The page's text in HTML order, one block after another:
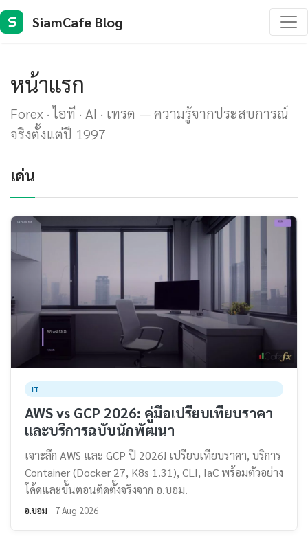
S SiamCafe Blog
หน้าแรก
Forex · ไอที · AI · เทรด — ความรู้จากประสบการณ์
จริงตั้งแต่ปี 1997
เด่น
IT
AWS vs GCP 2026: คู่มือเปรียบเทียบราคา
และบริการฉบับนักพัฒนา
เจาะลึก AWS และ GCP ปี 2026! เปรียบเทียบราคา, บริการ
Container (Docker 27, K8s 1.31), CLI, IaC พร้อมตัวอย่าง
โค้ดและขั้นตอนติดตั้งจริงจาก อ.บอม.
อ.บอม 7 Aug 2026